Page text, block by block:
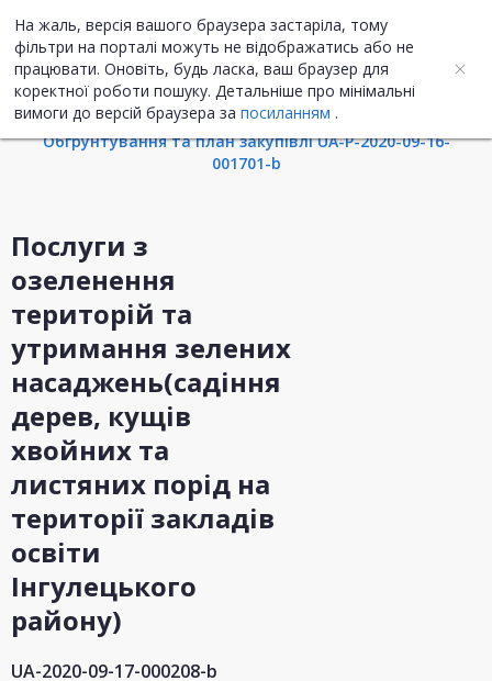
На жаль, версія вашого браузера застаріла, тому
фільтри на порталі можуть не відображатись або не
працювати. Оновіть, будь ласка, ваш браузер для
коректної роботи пошуку. Детальніше про мінімальні
вимоги до версій браузера за посиланням .
UA ENG
Інформація про закупівлю
Обгрунтування та план закупівлі UA-P-2020-09-16-
001701-b
Послуги з
озеленення
територій та
утримання зелених
насаджень(садіння
дерев, кущів
хвойних та
листяних порід на
території закладів
освіти
Інгулецького
району)
UA-2020-09-17-000208-b